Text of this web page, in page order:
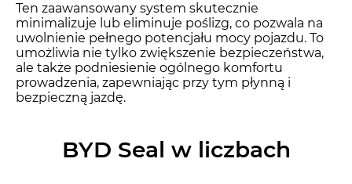
Ten zaawansowany system skutecznie
minimalizuje lub eliminuje poślizg, co pozwala na
uwolnienie pełnego potencjału mocy pojazdu. To
umożliwia nie tylko zwiększenie bezpieczeństwa,
ale także podniesienie ogólnego komfortu
prowadzenia, zapewniając przy tym płynną i
bezpieczną jazdę.
BYD Seal w liczbach